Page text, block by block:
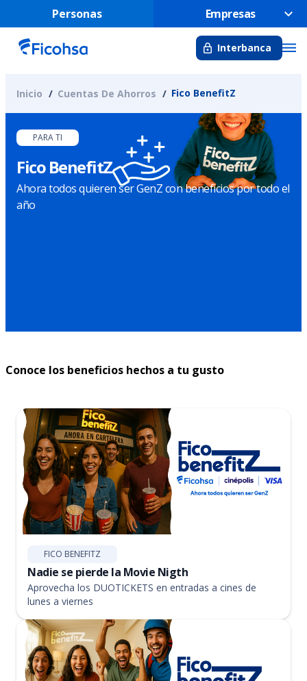
Personas Empresas
Interbanca
Inicio Cuentas De Ahorros Fico BenefitZ
PARA TI
Fico BenefitZ
Ahora todos quieren ser GenZ con beneficios por todo el
año
Conoce los beneficios hechos a tu gusto
FICO BENEFITZ
Nadie se pierde la Movie Nigth
Aprovecha los DUOTICKETS en entradas a cines de
lunes a viernes